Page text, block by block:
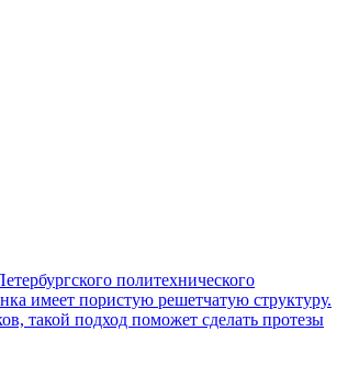
политехнического
имеет пористую решетчатую структуру.
такой подход поможет сделать протезы